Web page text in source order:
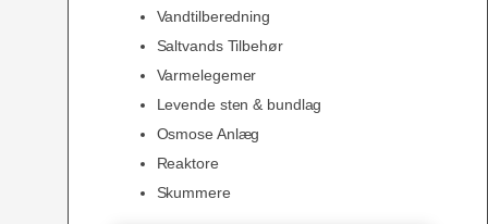
Vandtilberedning
Saltvands Tilbehør
Varmelegemer
Levende sten & bundlag
Osmose Anlæg
Reaktore
Skummere